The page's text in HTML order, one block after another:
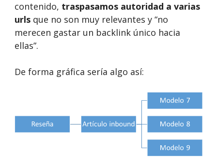
contenido, traspasamos autoridad a varias
urls que no son muy relevantes y “no
merecen gastar un backlink único hacia
ellas”.
De forma gráfica sería algo así: